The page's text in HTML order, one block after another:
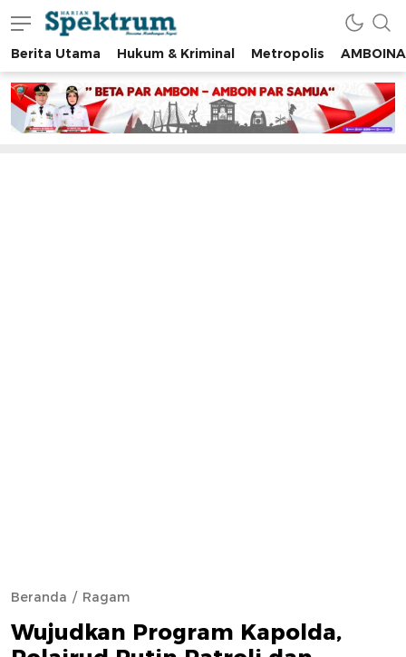
spektrumonline.com
Berita Utama Hukum & Kriminal Metropolis AMBOINA
Beranda Ragam
Wujudkan Program Kapolda,